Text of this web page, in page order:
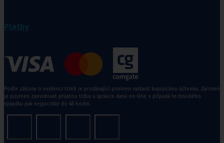
Podle zákona o evidenci tržeb je prodávající povinen vystavit kupujícímu účtenku. Zároveň
je povinen zaevidovat přijatou tržbu u správce daně on-line; v případě technického
výpadku pak nejpozději do 48 hodin.